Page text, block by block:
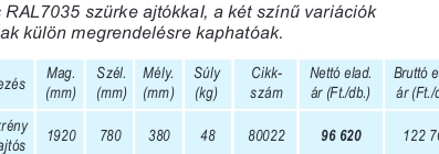
RAL7035 szürke ajtókkal, a két színû variációk
külön megrendelésre kaphatóak.
Mag.
(mm)
Szél.
(mm)
Mély.
(mm)
Súly
(kg)
1920 96 620 122
780 380 48
Bruttó
ár (Ft./
Nettó elad.
ár (Ft./db.)
80022
Cikk-
szám